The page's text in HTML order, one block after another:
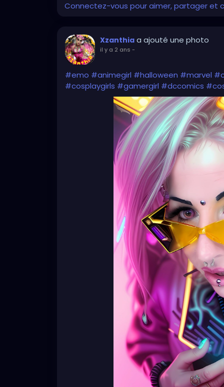
Connectez-vous pour aimer, partager et
Xzanthia a ajouté une photo
il y a 2 ans -
#emo #animegirl #halloween #marvel
#cosplaygirls #gamergirl #dccomics